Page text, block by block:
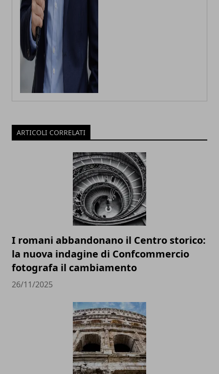
ARTICOLI CORRELATI
I romani abbandonano il Centro storico:
la nuova indagine di Confcommercio
fotografa il cambiamento
26/11/2025